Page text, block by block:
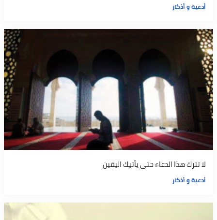
أدعية و أذكار
لا تترك هذا الدعاء حتى يأتيك اليقين
أدعية و أذكار